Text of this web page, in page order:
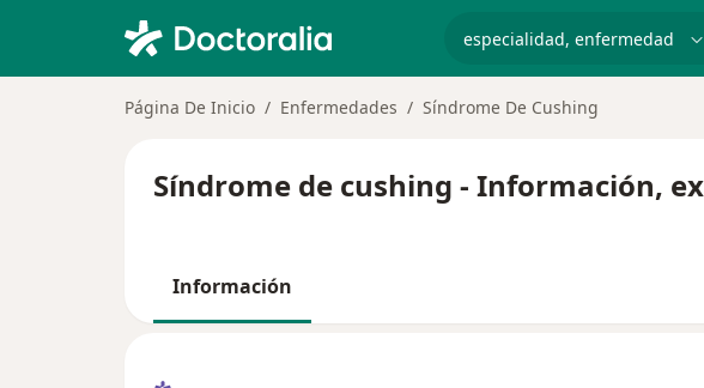
Página De Inicio Enfermedades Síndrome De Cushing
Síndrome de cushing - Información,
Información